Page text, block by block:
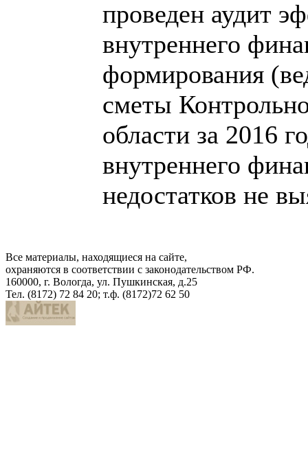
проведен аудит
внутреннего
формирования
сметы
области за 2016
внутреннего
недостатков не
Все материалы, находящиеся на сайте,
охраняются в соответствии с законодательством РФ.
160000, г. Вологда, ул. Пушкинская, д.25
Тел. (8172) 72 84 20; т.ф. (8172)72 62 50